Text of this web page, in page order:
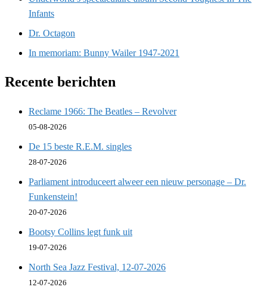
Infants
Dr. Octagon
In memoriam: Bunny Wailer 1947-2021
Recente berichten
Reclame 1966: The Beatles – Revolver
05-08-2026
De 15 beste R.E.M. singles
28-07-2026
Parliament introduceert alweer een nieuw personage – Dr.
Funkenstein!
20-07-2026
Bootsy Collins legt funk uit
19-07-2026
North Sea Jazz Festival, 12-07-2026
12-07-2026